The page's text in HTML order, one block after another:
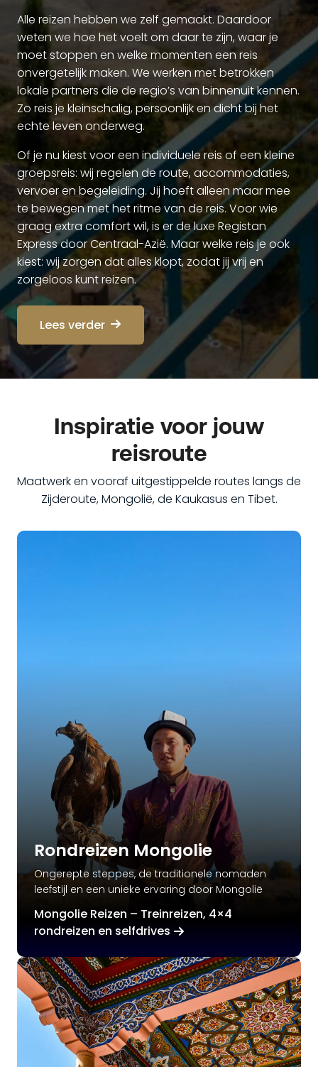
Alle reizen hebben we zelf gemaakt. Daardoor
weten we hoe het voelt om daar te zijn, waar je
moet stoppen en welke momenten een reis
onvergetelijk maken. We werken met betrokken
lokale partners die de regio’s van binnenuit kennen.
Zo reis je kleinschalig, persoonlijk en dicht bij het
echte leven onderweg.
Of je nu kiest voor een individuele reis of een kleine
groepsreis: wij regelen de route, accommodaties,
vervoer en begeleiding. Jij hoeft alleen maar mee
te bewegen met het ritme van de reis. Voor wie
graag extra comfort wil, is er de luxe Registan
Express door Centraal-Azië. Maar welke reis je ook
kiest: wij zorgen dat alles klopt, zodat jij vrij en
zorgeloos kunt reizen.
Lees verder
Inspiratie voor jouw
reisroute
Maatwerk en vooraf uitgestippelde routes langs de
Zijderoute, Mongolië, de Kaukasus en Tibet.
Rondreizen Mongolie
Ongerepte steppes, de traditionele nomaden
leefstijl en een unieke ervaring door Mongolië
Mongolie Reizen – Treinreizen, 4×4
rondreizen en selfdrives